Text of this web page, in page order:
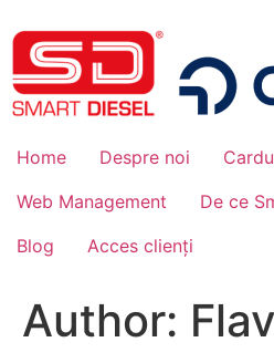
Home Despre noi
Web Management
De ce
Blog
Acces clienți
Author: